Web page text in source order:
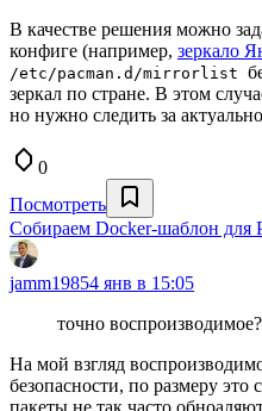
В качестве решения можно
конфиге (например, зеркало
/etc/pacman.d/mirrorlist
зеркал по стране. В этом
но нужно следить за
0
Посмотреть
Собираем Docker-шаблон для
jamm19854 янв в 15:05
точно воспроизводимое?
На мой взгляд
безопасности, по размеру это
пакеты не так часто